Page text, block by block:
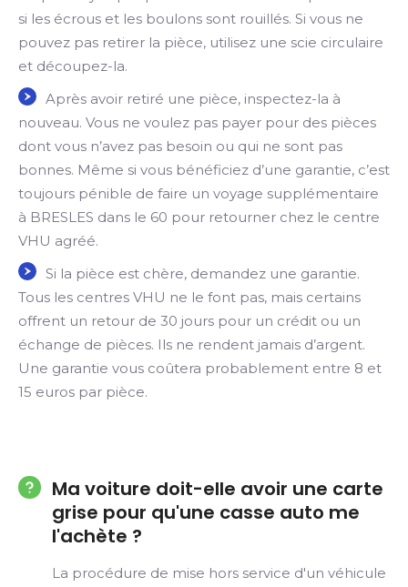
si les écrous et les boulons sont rouillés. Si vous ne
pouvez pas retirer la pièce, utilisez une scie circulaire
et découpez-la.
Après avoir retiré une pièce, inspectez-la à
nouveau. Vous ne voulez pas payer pour des pièces
dont vous n’avez pas besoin ou qui ne sont pas
bonnes. Même si vous bénéficiez d’une garantie, c’est
toujours pénible de faire un voyage supplémentaire
à BRESLES dans le 60 pour retourner chez le centre
VHU agréé.
Si la pièce est chère, demandez une garantie.
Tous les centres VHU ne le font pas, mais certains
offrent un retour de 30 jours pour un crédit ou un
échange de pièces. Ils ne rendent jamais d’argent.
Une garantie vous coûtera probablement entre 8 et
15 euros par pièce.
Ma voiture doit-elle avoir une carte
grise pour qu'une casse auto me
l'achète ?
La procédure de mise hors service d'un véhicule